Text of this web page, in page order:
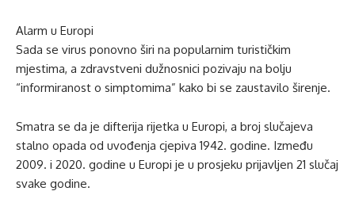
Alarm u Europi
Sada se virus ponovno širi na popularnim turističkim
mjestima, a zdravstveni dužnosnici pozivaju na bolju
“informiranost o simptomima” kako bi se zaustavilo širenje.
Smatra se da je difterija rijetka u Europi, a broj slučajeva
stalno opada od uvođenja cjepiva 1942. godine. Između
2009. i 2020. godine u Europi je u prosjeku prijavljen 21 slučaj
svake godine.